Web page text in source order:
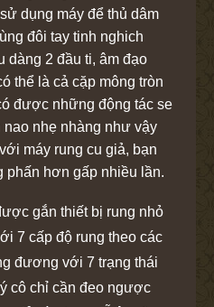
dụng máy để thủ dâm
đôi tay tinh nghich
dàng 2 đầu ti, âm đạo
thể là cả cặp mông tròn
được những động tác se
nao nhẹ nhàng như vậy
máy rung cu giả, bạn
phấn hơn gấp nhiều lần.
gắn thiết bị rung nhỏ
7 cấp độ rung theo các
đương với 7 trạng thái
cô chỉ cần đeo ngược